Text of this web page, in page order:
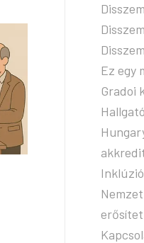
Ez egy
Gradoi